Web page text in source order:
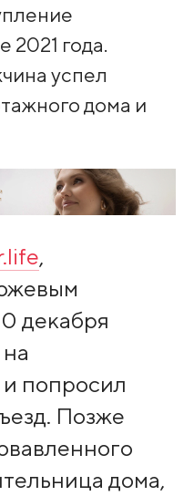
2021 года.
успел
дома и
,
декабря
попросил
Позже
дома,